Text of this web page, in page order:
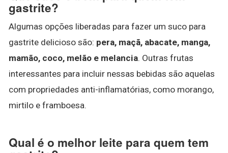
gastrite?
Algumas opções liberadas para fazer um suco para
gastrite delicioso são: pera, maçã, abacate, manga,
mamão, coco, melão e melancia. Outras frutas
interessantes para incluir nessas bebidas são aquelas
com propriedades anti-inflamatórias, como morango,
mirtilo e framboesa.
Qual é o melhor leite para quem tem